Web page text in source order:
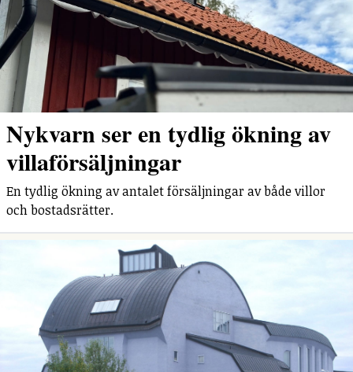
Nykvarn ser en tydlig ökning av
villaförsäljningar
En tydlig ökning av antalet försäljningar av både villor
och bostadsrätter.